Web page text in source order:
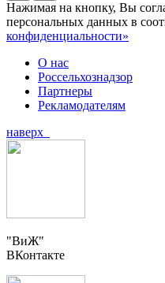
Нажимая на кнопку, Вы
персональных данных в
конфиденциальности»
О нас
Россельхознадзор
Партнеры
Рекламодателям
наверх
"ВиЖ"
ВКонтакте